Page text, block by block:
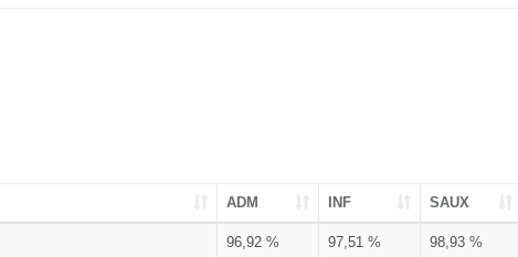
ADM INF SAUX
96,92 % 97,51 % 98,93 %